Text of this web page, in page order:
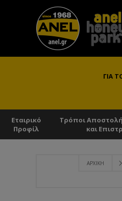
ΓΙΑ
Εταιρικό
Προφίλ
Τρόποι
και
ΑΡΧΙΚΉ